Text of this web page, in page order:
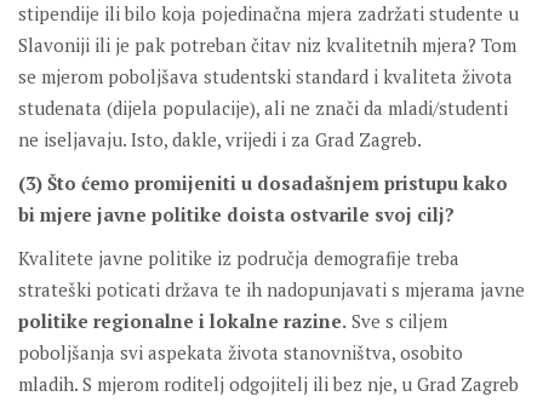
stipendije ili bilo koja pojedinačna mjera zadržati studente u
Slavoniji ili je pak potreban čitav niz kvalitetnih mjera? Tom
se mjerom poboljšava studentski standard i kvaliteta života
studenata (dijela populacije), ali ne znači da mladi/studenti
ne iseljavaju. Isto, dakle, vrijedi i za Grad Zagreb.
(3) Što ćemo promijeniti u dosadašnjem pristupu kako
bi mjere javne politike doista ostvarile svoj cilj?
Kvalitete javne politike iz područja demografije treba
strateški poticati država te ih nadopunjavati s mjerama javne
politike regionalne i lokalne razine. Sve s ciljem
poboljšanja svi aspekata života stanovništva, osobito
mladih. S mjerom roditelj odgojitelj ili bez nje, u Grad Zagreb